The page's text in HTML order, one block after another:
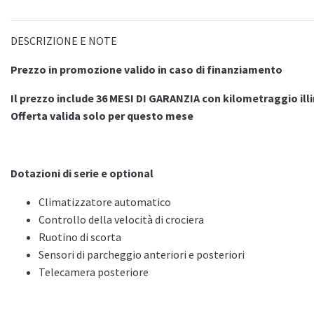
DESCRIZIONE E NOTE
Prezzo in promozione valido in caso di finanziamento
Il prezzo include 36 MESI DI GARANZIA con kilometraggio
Offerta valida solo per questo mese
Dotazioni di serie e optional
Climatizzatore automatico
Controllo della velocità di crociera
Ruotino di scorta
Sensori di parcheggio anteriori e posteriori
Telecamera posteriore